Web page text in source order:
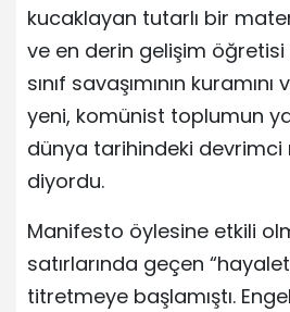
kucaklayan tutarlı bir
ve en derin gelişim
sınıf savaşımının
yeni, komünist toplumun
dünya tarihindeki devrimci
diyordu.
Manifesto öylesine etkili
satırlarında geçen
titretmeye başlamıştı.